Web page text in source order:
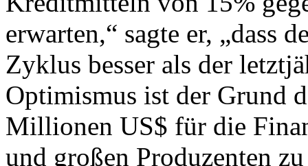
erwarten,“ sagte er, „dass
Zyklus besser als der
Optimismus ist der Grund
Millionen US$ für die
und großen Produzenten